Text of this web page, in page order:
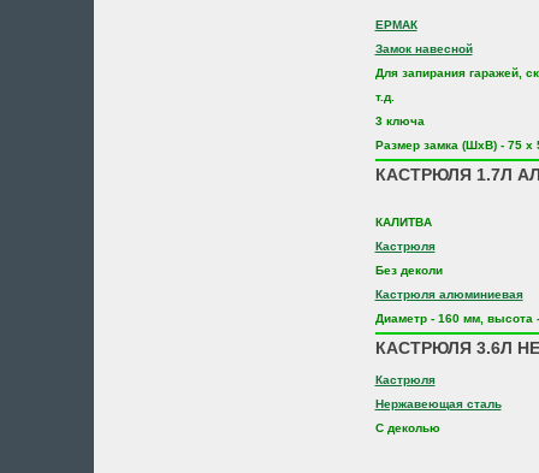
ЕРМАК
Замок навесной
Для запирания гаражей,
т.д.
3 ключа
Размер замка (ШхВ) - 75 х
КАСТРЮЛЯ 1.7Л
КАЛИТВА
Кастрюля
Без деколи
Кастрюля алюминиевая
Диаметр - 160 мм, высота
КАСТРЮЛЯ 3.6Л
Кастрюля
Нержавеющая сталь
С деколью